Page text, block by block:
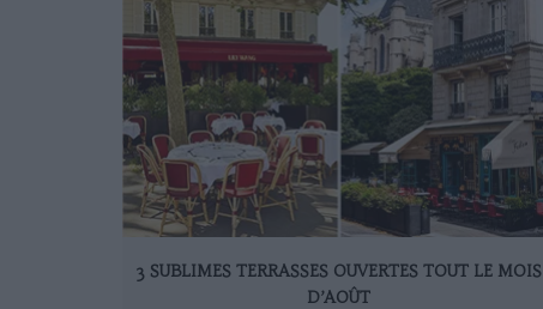
3 SUBLIMES TERRASSES OUVERTES TOUT LE MOIS
D’AOÛT